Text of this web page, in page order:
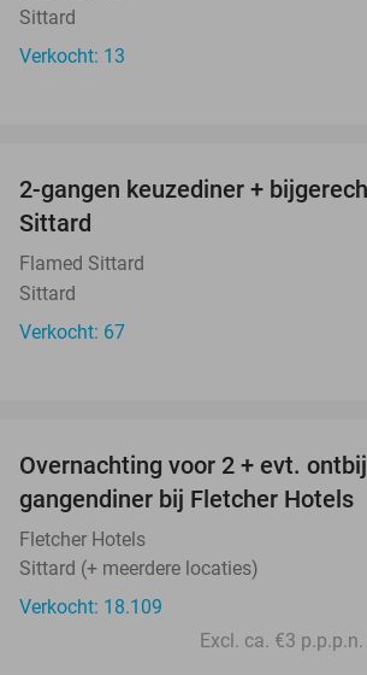
Sittard
Verkocht: 13
2-gangen keuzediner +
Sittard
Flamed Sittard
Sittard
Verkocht: 67
Overnachting voor 2 + evt.
gangendiner bij Fletcher Hotels
Fletcher Hotels
Sittard (+ meerdere locaties)
Verkocht: 18.109
Excl. ca. €3